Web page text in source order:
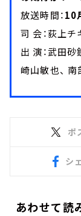
放送時間：10
司 会：荻上
出 演：武田砂
崎山敏也、
ポ
シ
あわせて読